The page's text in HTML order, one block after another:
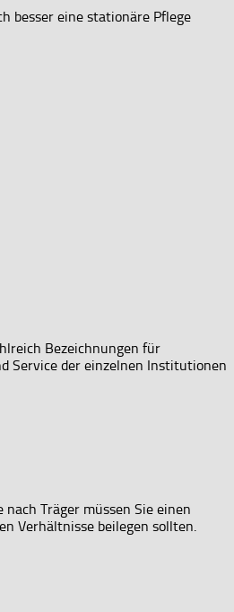
besser eine stationäre Pflege
Bezeichnungen für
Service der einzelnen Institutionen
Träger müssen Sie einen
Verhältnisse beilegen sollten.